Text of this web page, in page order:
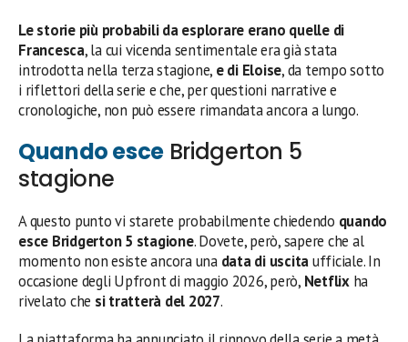
Le storie più probabili da esplorare erano quelle di
Francesca, la cui vicenda sentimentale era già stata
introdotta nella terza stagione, e di Eloise, da tempo sotto
i riflettori della serie e che, per questioni narrative e
cronologiche, non può essere rimandata ancora a lungo.
Quando esce Bridgerton 5
stagione
A questo punto vi starete probabilmente chiedendo quando
esce Bridgerton 5 stagione. Dovete, però, sapere che al
momento non esiste ancora unadata di uscitaufficiale. In
occasione degli Upfront di maggio 2026, però, Netflixha
rivelato che si tratterà del 2027.